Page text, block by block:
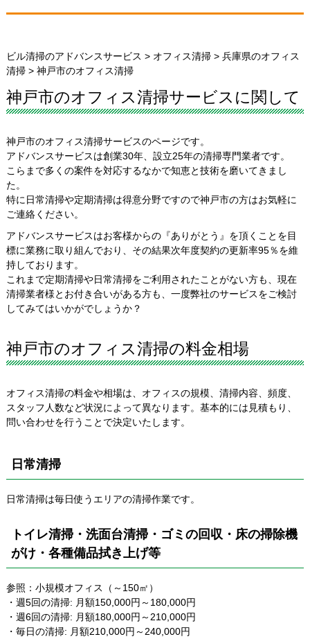
ビル清掃のアドバンスサービス > オフィス清掃> 兵庫県のオフィス
清掃> 神戸市のオフィス清掃
神戸市のオフィス清掃サービスに関して
神戸市のオフィス清掃サービスのページです。
アドバンスサービスは創業30年、設立25年の清掃専門業者です。
こらまで多くの案件を対応するなかで知恵と技術を磨いてきまし
た。
特に日常清掃や定期清掃は得意分野ですので神戸市の方はお気軽に
ご連絡ください。
アドバンスサービスはお客様からの『ありがとう』を頂くことを目
標に業務に取り組んでおり、その結果次年度契約の更新率95％を維
持しております。
これまで定期清掃や日常清掃をご利用されたことがない方も、現在
清掃業者様とお付き合いがある方も、一度弊社のサービスをご検討
してみてはいかがでしょうか？
神戸市のオフィス清掃の料金相場
オフィス清掃の料金や相場は、オフィスの規模、清掃内容、頻度、
スタッフ人数など状況によって異なります。基本的には見積もり、
問い合わせを行うことで決定いたします。
日常清掃
日常清掃は毎日使うエリアの清掃作業です。
トイレ清掃・洗面台清掃・ゴミの回収・床の掃除機
がけ・各種備品拭き上げ等
参照：小規模オフィス（～150㎡）
・週5回の清掃: 月額150,000円～180,000円
・週6回の清掃: 月額180,000円～210,000円
・毎日の清掃: 月額210,000円～240,000円